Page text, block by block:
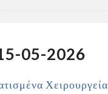
05-2026
Χειρουργεία